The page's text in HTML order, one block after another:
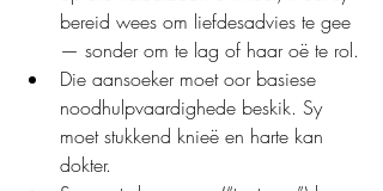
bereid wees om liefdesadvies te gee
— sonder om te lag of haar oë te rol.
Die aansoeker moet oor basiese
noodhulpvaardighede beskik. Sy
moet stukkend knieë en harte kan
dokter.